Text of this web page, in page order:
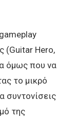
(Guitar Hero,
όμως που να
το μικρό
συντονίσεις
της